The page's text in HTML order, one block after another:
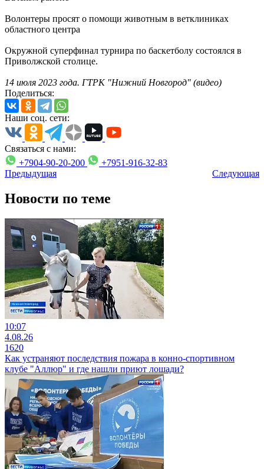
Волонтеры просят о помощи животным в ветклиниках
областного центра
Окружной суперфинал турнира по баскетболу состоялся в
Приволжской столице.
14 июля 2023 года. ГТРК "Нижний Новгород" (видео)
Поделиться:
Наши соц. сети:
Связаться с нами:
+7904-90-20-200
+7951-916-32-83
Предыдущая
Следующая
Новости по теме
10:07
4.08.26
1620
Как устраняют последствия пожара в конно-спортивном
клубе "Аллюр" и где нашли приют лошади?